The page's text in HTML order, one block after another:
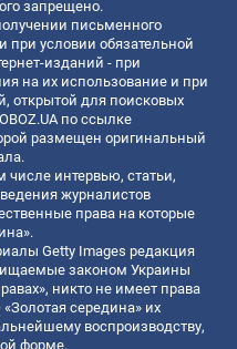
запрещено.
письменного
при условии обязательной
изданий - при
на их использование и при
открытой для поисковых
по ссылке
размещен оригинальный
числе интервью, статьи,
журналистов
права на которые
Getty Images редакция
законом Украины
никто не имеет права
середина» их
воспроизводству,
форме.